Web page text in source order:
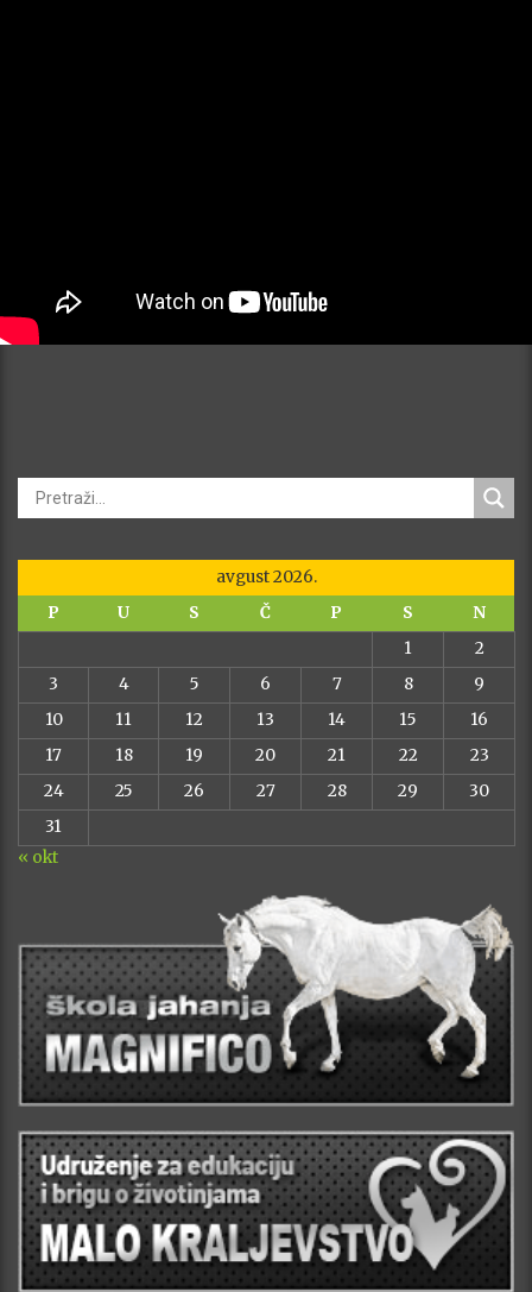
avgust 2026.
P
U S Č P S
N
1
2
3
4 5 6 7 8
9
10
11 12 13 14 15
16
17
18 19 20 21 22
23
24
25 26 27 28 29
30
31
« okt